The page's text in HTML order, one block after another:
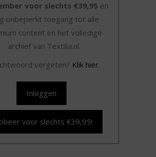
voor slechts €39,95 en
onbeperkt toegang tot alle
content en het volledige
archief van Textilia.nl.
vergeten? Klik hier.
Inloggen
voor slechts €39,95!